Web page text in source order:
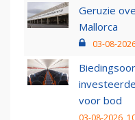
Geruzie
Mallorca
03-08-
voor bod
03-08-2026,